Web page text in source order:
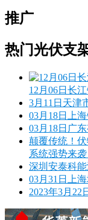
推广
热门光伏支
12月06日长
3月11日天津
03月18日上
03月18日广
颠覆传统！
系统强势来袭
深圳安泰科
03月31日上
2023年3月22